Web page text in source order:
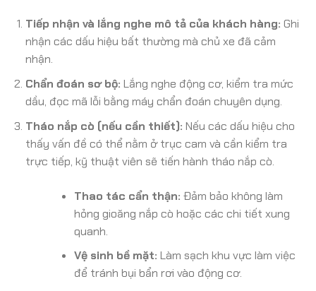
Tiếp nhận và lắng nghe mô tả của khách hàng: Ghi
nhận các dấu hiệu bất thường mà chủ xe đã cảm
nhận.
Chẩn đoán sơ bộ: Lắng nghe động cơ, kiểm tra mức
dầu, đọc mã lỗi bằng máy chẩn đoán chuyên dụng.
Tháo nắp cò (nếu cần thiết): Nếu các dấu hiệu cho
thấy vấn đề có thể nằm ở trục cam và cần kiểm tra
trực tiếp, kỹ thuật viên sẽ tiến hành tháo nắp cò.
Thao tác cẩn thận: Đảm bảo không làm
hỏng gioăng nắp cò hoặc các chi tiết xung
quanh.
Vệ sinh bề mặt: Làm sạch khu vực làm việc
để tránh bụi bẩn rơi vào động cơ.